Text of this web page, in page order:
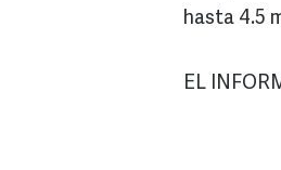
hasta 4.5
EL